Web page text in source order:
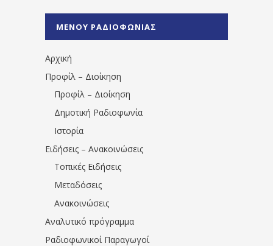
1531194763766854/" artist="" ]
ΜΕΝΟΥ ΡΑΔΙΟΦΩΝΙΑΣ
Αρχική
Προφίλ – Διοίκηση
Προφίλ – Διοίκηση
Δημοτική Ραδιοφωνία
Ιστορία
Ειδήσεις – Ανακοινώσεις
Τοπικές Ειδήσεις
Μεταδόσεις
Ανακοινώσεις
Αναλυτικό πρόγραμμα
Ραδιοφωνικοί Παραγωγοί